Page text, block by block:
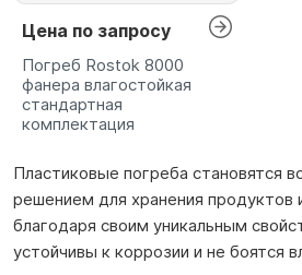
Цена по запросу
Погреб Rostok 8000
фанера влагостойкая
стандартная
комплектация
Пластиковые погреба становятся
решением для хранения продуктов
благодаря своим уникальным
устойчивы к коррозии и не боятся